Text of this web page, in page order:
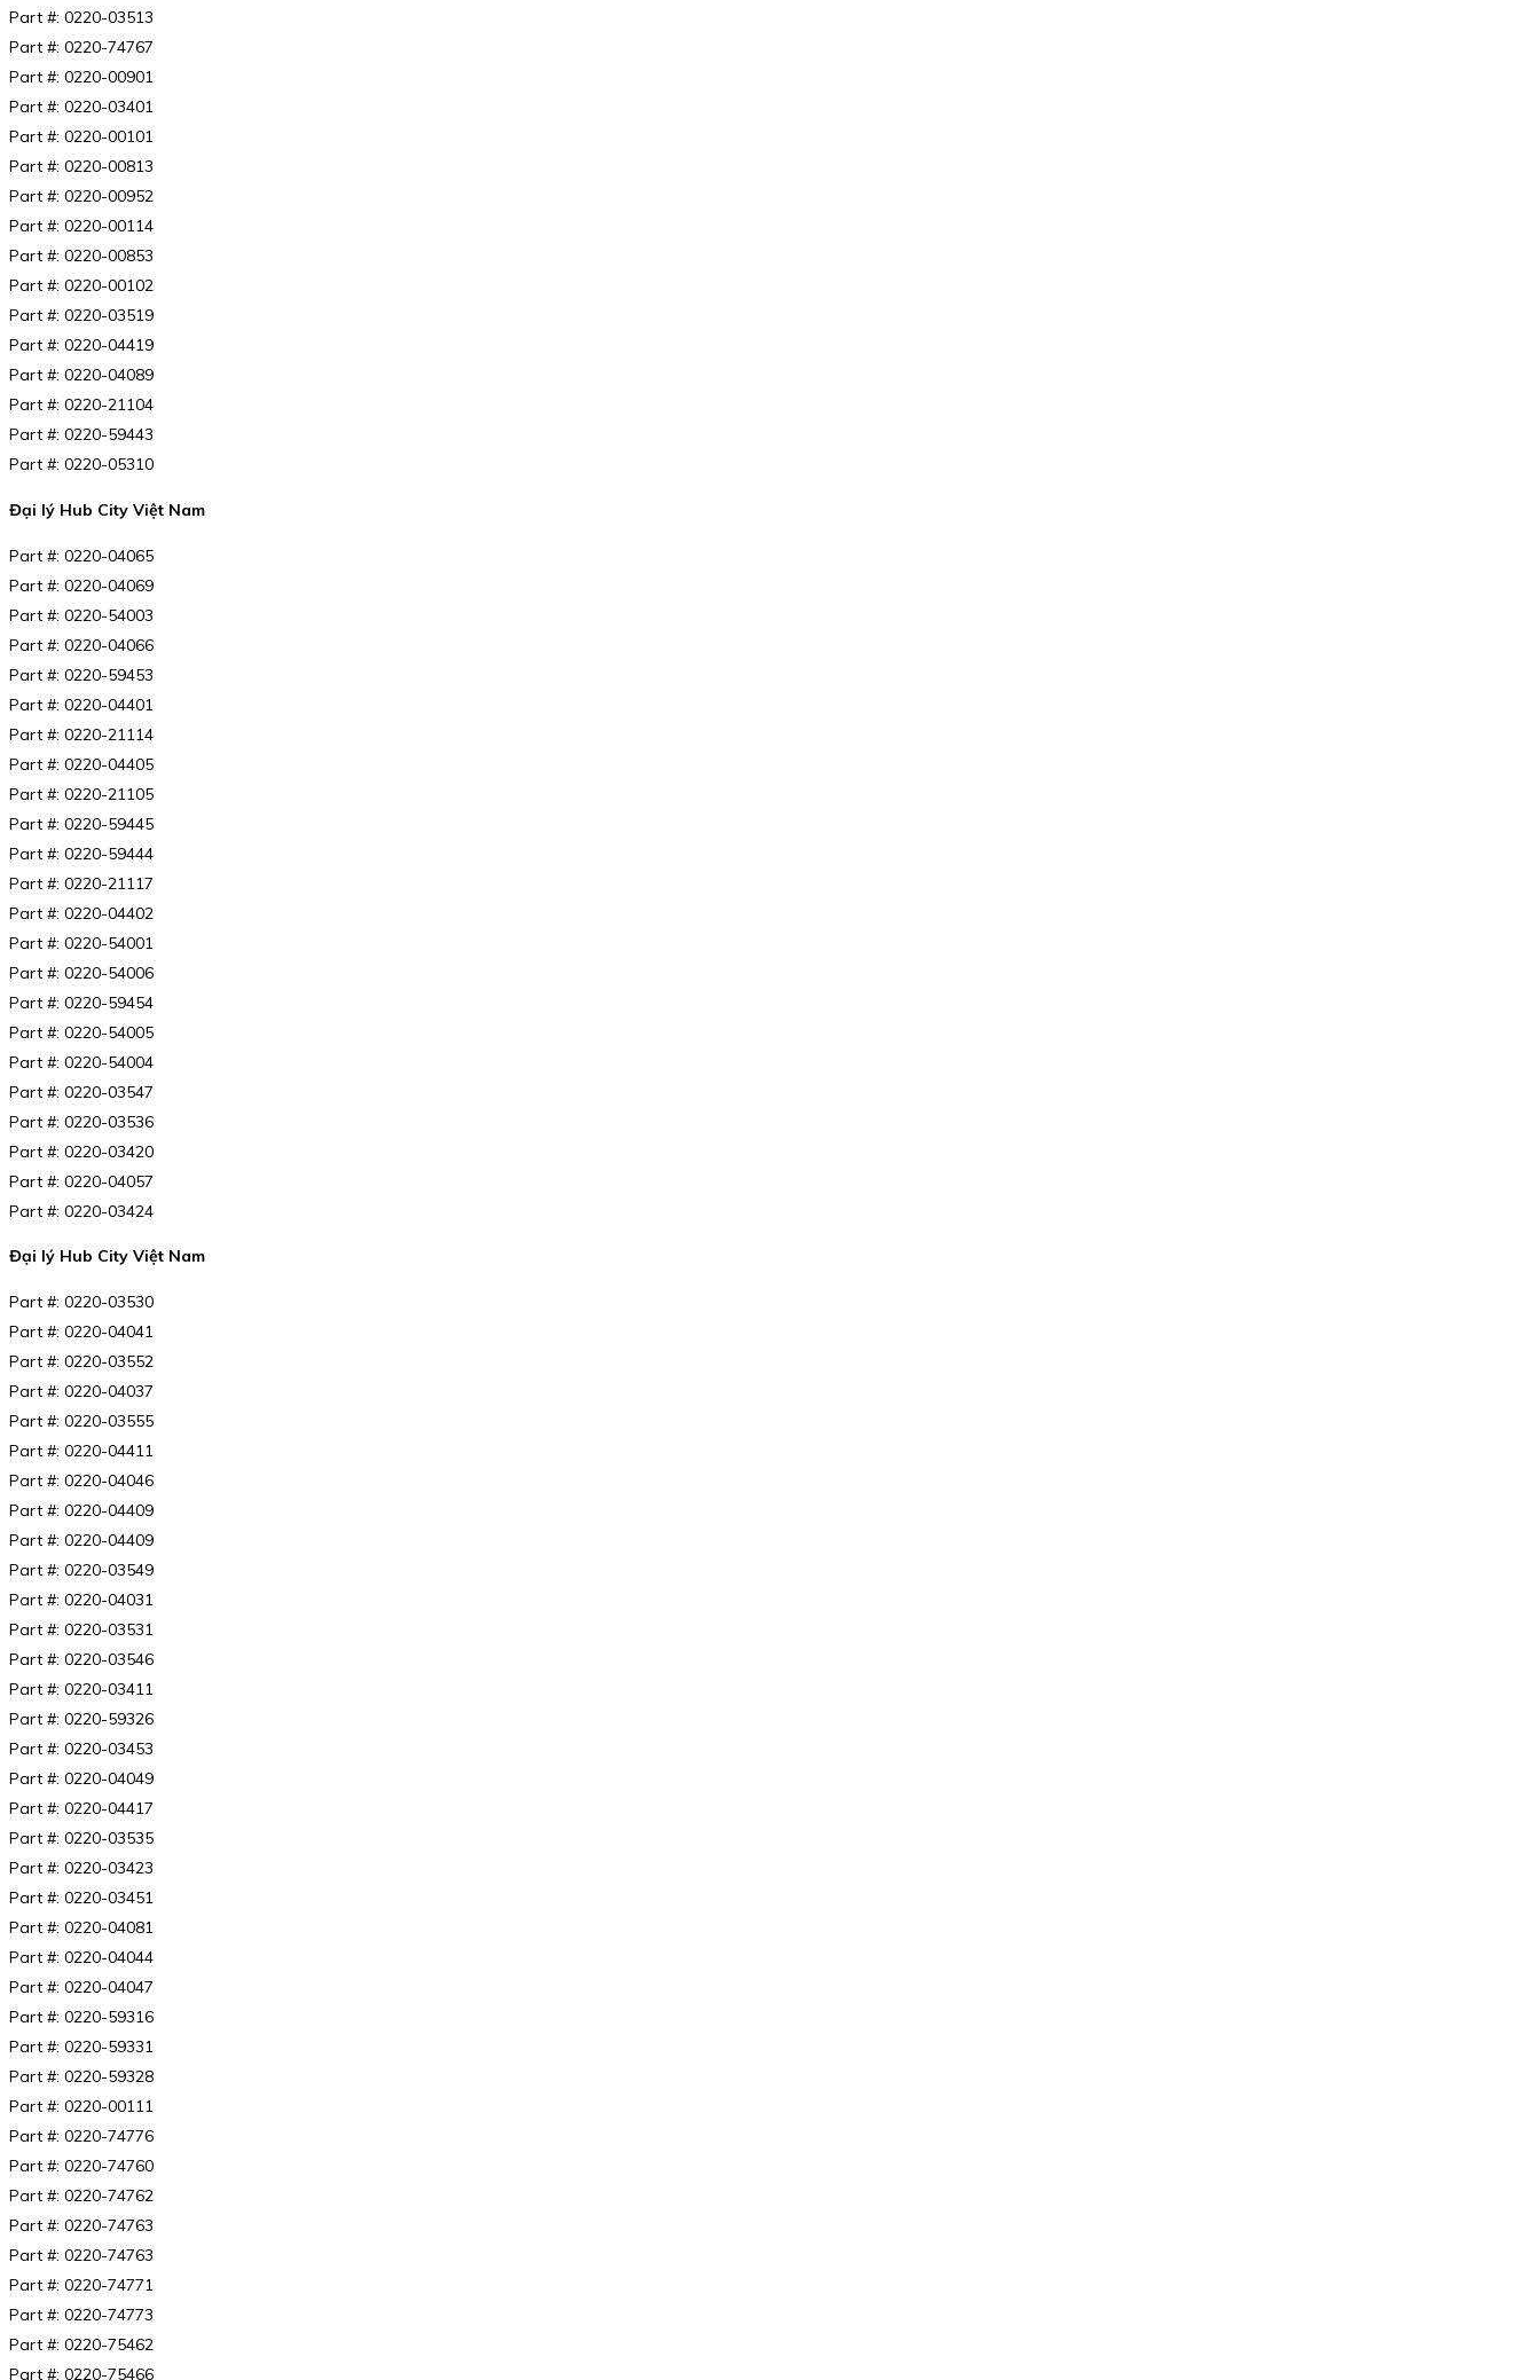
Part #: 0220-03513
Part #: 0220-74767
Part #: 0220-00901
Part #: 0220-03401
Part #: 0220-00101
Part #: 0220-00813
Part #: 0220-00952
Part #: 0220-00114
Part #: 0220-00853
Part #: 0220-00102
Part #: 0220-03519
Part #: 0220-04419
Part #: 0220-04089
Part #: 0220-21104
Part #: 0220-59443
Part #: 0220-05310
Đại lý Hub City Việt Nam
Part #: 0220-04065
Part #: 0220-04069
Part #: 0220-54003
Part #: 0220-04066
Part #: 0220-59453
Part #: 0220-04401
Part #: 0220-21114
Part #: 0220-04405
Part #: 0220-21105
Part #: 0220-59445
Part #: 0220-59444
Part #: 0220-21117
Part #: 0220-04402
Part #: 0220-54001
Part #: 0220-54006
Part #: 0220-59454
Part #: 0220-54005
Part #: 0220-54004
Part #: 0220-03547
Part #: 0220-03536
Part #: 0220-03420
Part #: 0220-04057
Part #: 0220-03424
Đại lý Hub City Việt Nam
Part #: 0220-03530
Part #: 0220-04041
Part #: 0220-03552
Part #: 0220-04037
Part #: 0220-03555
Part #: 0220-04411
Part #: 0220-04046
Part #: 0220-04409
Part #: 0220-04409
Part #: 0220-03549
Part #: 0220-04031
Part #: 0220-03531
Part #: 0220-03546
Part #: 0220-03411
Part #: 0220-59326
Part #: 0220-03453
Part #: 0220-04049
Part #: 0220-04417
Part #: 0220-03535
Part #: 0220-03423
Part #: 0220-03451
Part #: 0220-04081
Part #: 0220-04044
Part #: 0220-04047
Part #: 0220-59316
Part #: 0220-59331
Part #: 0220-59328
Part #: 0220-00111
Part #: 0220-74776
Part #: 0220-74760
Part #: 0220-74762
Part #: 0220-74763
Part #: 0220-74763
Part #: 0220-74771
Part #: 0220-74773
Part #: 0220-75462
Part #: 0220-75466